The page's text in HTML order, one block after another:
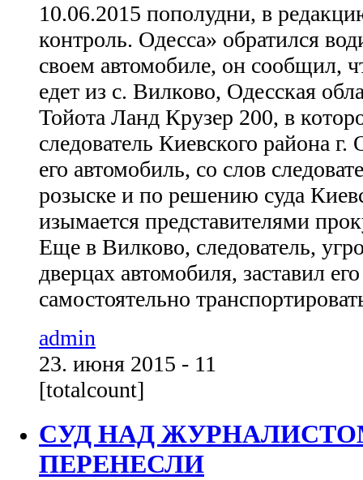
10.06.2015 пополудни, в
контроль. Одесса» обратился
своем автомобиле, он сообщил,
едет из с. Вилково, Одесская
Тойота Ланд Крузер 200, в
следователь Киевского района
его автомобиль, со слов
розыске и по решению суда
изымается представителями
Еще в Вилково, следователь,
дверцах автомобиля, заставил
самостоятельно
admin
23. июня 2015 - 11
[totalcount]
СУД НАД
ПЕРЕНЕСЛИ